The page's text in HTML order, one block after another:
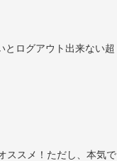
ログアウト出来ない超
ススメ！ただし、本気で